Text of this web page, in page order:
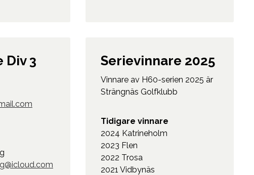
Div 3 Serievinnare 2025
Vinnare av H60-serien 2025 är
Strängnäs Golfklubb
Tidigare vinnare
2024 Katrineholm
2023 Flen
2022 Trosa
2021 Vidbynäs